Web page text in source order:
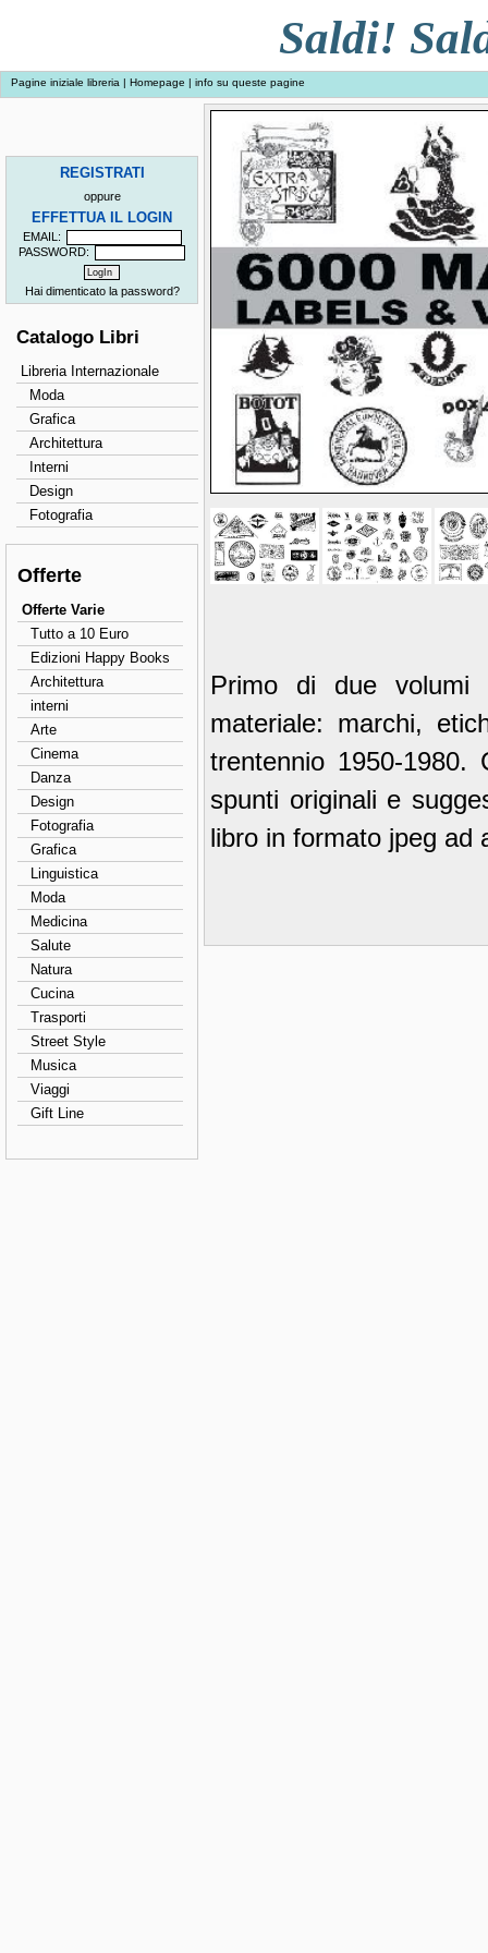
Saldi!
Pagine iniziale libreria | Homepage | info su queste pagine
Primo di due volumi
materiale: marchi,
trentennio 1950-
spunti originali e
libro in formato jpeg ad
REGISTRATI
oppure
EFFETTUA IL LOGIN
EMAIL:
PASSWORD:
Hai dimenticato la password?
Catalogo Libri
Libreria Internazionale
Moda
Grafica
Architettura
Interni
Design
Fotografia
Offerte
Offerte Varie
Tutto a 10 Euro
Edizioni Happy Books
Architettura
interni
Arte
Cinema
Danza
Design
Fotografia
Grafica
Linguistica
Moda
Medicina
Salute
Natura
Cucina
Trasporti
Street Style
Musica
Viaggi
Gift Line